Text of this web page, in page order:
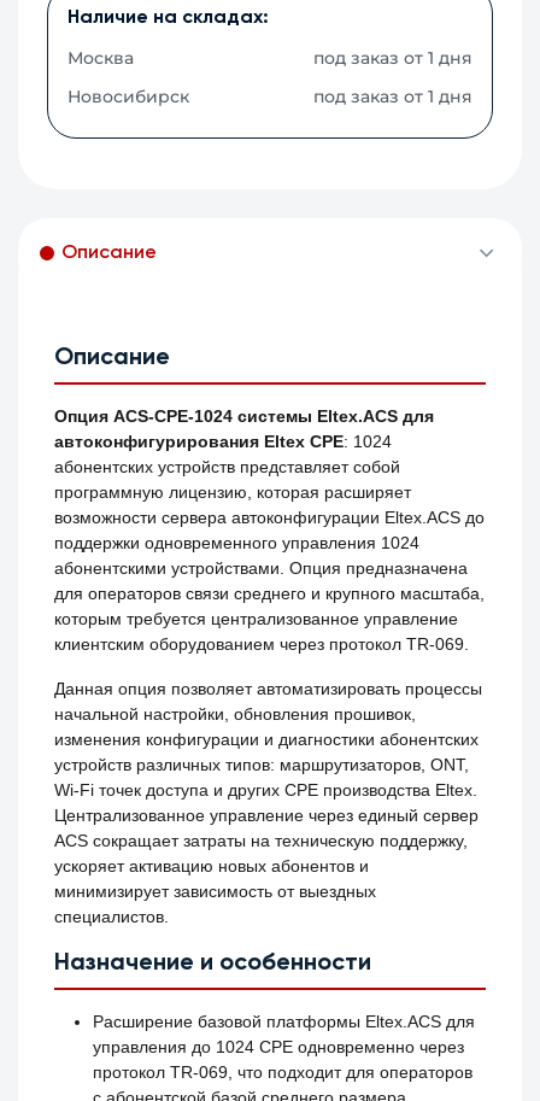
Наличие на складах:
Москва
под заказ от 1 дня
Новосибирск
под заказ от 1 дня
Описание
Описание
Опция ACS-CPE-1024 системы Eltex.ACS для
автоконфигурирования Eltex CPE: 1024
абонентских устройств представляет собой
программную лицензию, которая расширяет
возможности сервера автоконфигурации Eltex.ACS до
поддержки одновременного управления 1024
абонентскими устройствами. Опция предназначена
для операторов связи среднего и крупного масштаба,
которым требуется централизованное управление
клиентским оборудованием через протокол TR-069.
Данная опция позволяет автоматизировать процессы
начальной настройки, обновления прошивок,
изменения конфигурации и диагностики абонентских
устройств различных типов: маршрутизаторов, ONT,
Wi-Fi точек доступа и других CPE производства Eltex.
Централизованное управление через единый сервер
ACS сокращает затраты на техническую поддержку,
ускоряет активацию новых абонентов и
минимизирует зависимость от выездных
специалистов.
Назначение и особенности
Расширение базовой платформы Eltex.ACS для
управления до 1024 CPE одновременно через
протокол TR-069, что подходит для операторов